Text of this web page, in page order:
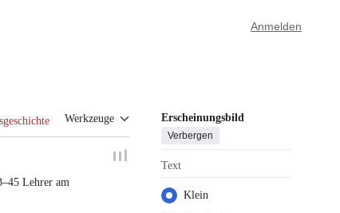
Anmelden
Werkzeuge Erscheinungsbild
Verbergen
Text
Klein
Lehrer am